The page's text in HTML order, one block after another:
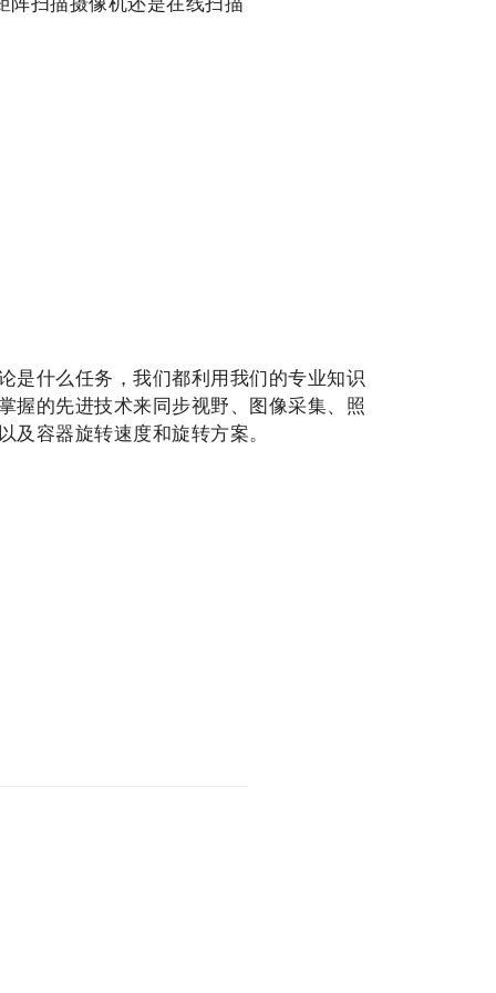
是什么任务，我们都利用我们的专业知识
握的先进技术来同步视野、图像采集、照
及容器旋转速度和旋转方案。